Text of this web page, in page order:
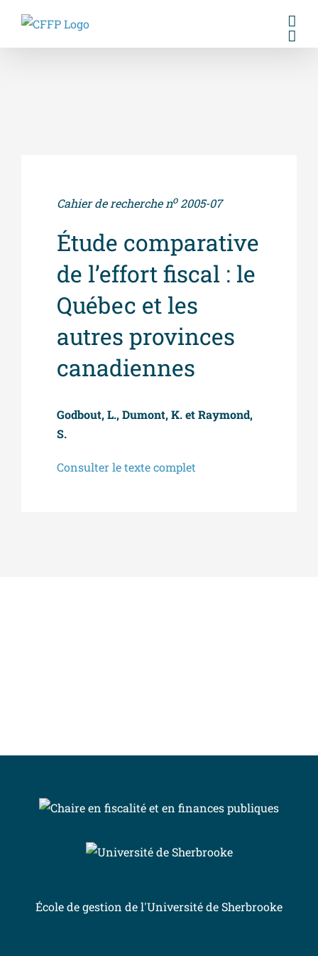
content
Cahier de recherche no2005-07
Étude comparative
de l’effort fiscal : le
Québec et les
autres provinces
canadiennes
Godbout, L., Dumont, K. et Raymond,
S.
Consulter le texte complet
École de gestion de l'Université de Sherbrooke